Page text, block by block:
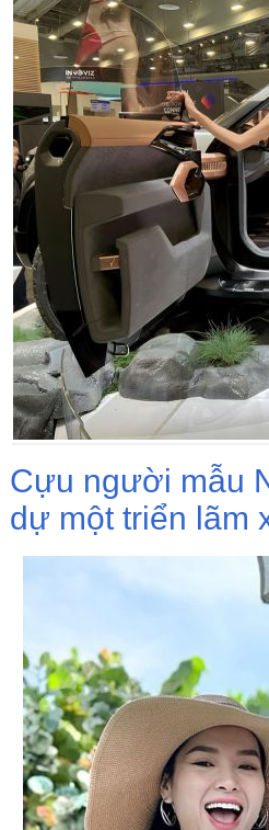
Cựu người mẫu
dự một triển lãm